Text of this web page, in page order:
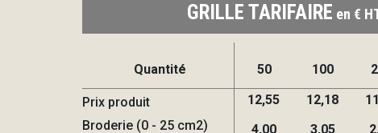
GRILLE TARIFAIRE en €
Quantité 50 100
Prix produit 12,55 12,18
Broderie (0 - 25 cm2)
4,00 3,05